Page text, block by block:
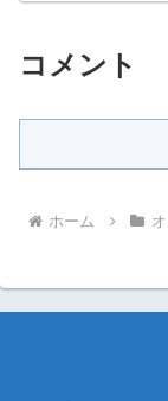
コメント
ホーム